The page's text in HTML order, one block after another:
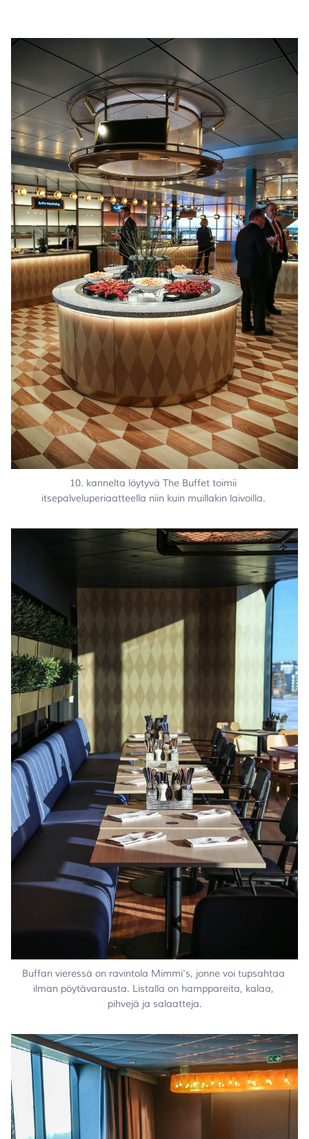
10. kannelta löytyvä The Buffet toimii
itsepalveluperiaatteella niin kuin muillakin laivoilla.
Buffan vieressä on ravintola Mimmi's, jonne voi tupsahtaa
ilman pöytävarausta. Listalla on hamppareita, kalaa,
pihvejä ja salaatteja.